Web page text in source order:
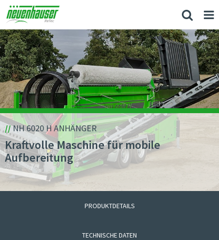
//NH 6020 H ANHÄNGER
Kraftvolle Maschine für mobile
Aufbereitung
PRODUKTDETAILS
TECHNISCHE DATEN